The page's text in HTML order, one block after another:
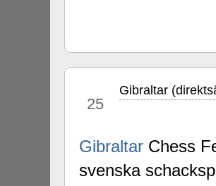
25
Gibraltar
Gibraltar Chess
svenska